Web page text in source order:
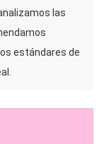
las
estándares de